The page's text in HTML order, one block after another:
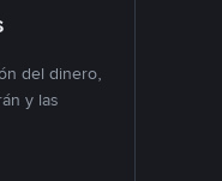
del dinero,
y las